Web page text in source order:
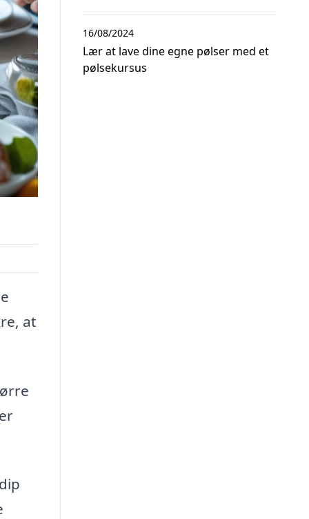
at
Lær at lave dine egne pølser med et
pølsekursus
16/08/2024